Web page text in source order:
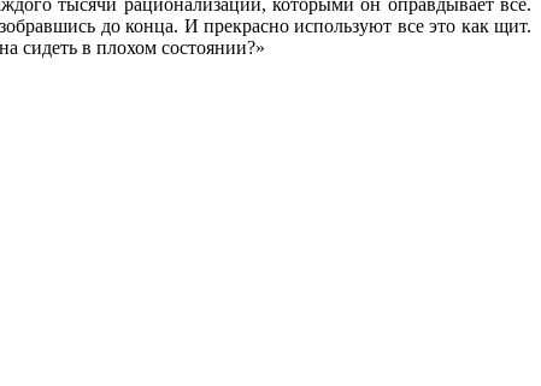
до конца. И прекрасно используют все это как щит.
сидеть в плохом состоянии?»